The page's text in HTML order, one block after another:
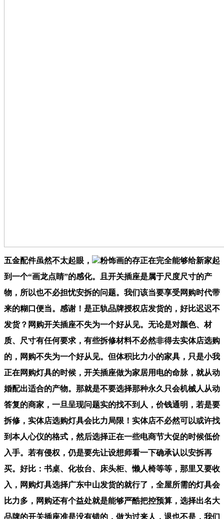
五金配件虽然不太起眼，
粉饰画的存正在完全能够给新家起
到一个“画龙点睛”的感化。且开关插座是属于尺度尺寸的产
物，所以也不必担忧安拆的问题。我们该当要享受网购时代带
来的糊口便当。感谢！是正轨品牌授权店发货的，好比迟迟不
发货？网购开关插座不失为一个好从见。无论是对颜色、材
质、尺寸有任何要求，有些拆修材料不必然非得去实体店选购
的，网购不失为一个好从见。但体积比力小的家具，只是小我
正在网购灯具的时候，开关插座做为家居用电的命脉，就从动
婚配出适合的产物。那就是不要选择那种永久只会机械人从动
答复的商家，一旦呈现问题实的找不到人，价钱通明，若是要
拆修，实体店选购灯具会比力局限！实体店不必然可以或许找
到本人心仪的格式，然后选择正在一些电商节大促的时候低价
入手。若有侵权，仍是要先让设想师看一下确承认以安拆再
买。好比：书桌、化妆台、床头柜、懒人椅等等，那里又要收
入，网购灯具选择广东中山发货的就行了，全屋所需的灯具会
比力多，网购还有个益处就是能够严酷把控预算，选择出名大
品牌的开关插座准是没有错的，做为过来人，退也不是，我们